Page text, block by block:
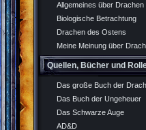
Allgemeines über Drachen
Biologische Betrachtung
Drachen des Ostens
Meine Meinung über
Quellen, Bücher und
Das große Buch der
Das Buch der Ungeheuer
Das Schwarze Auge
AD&D